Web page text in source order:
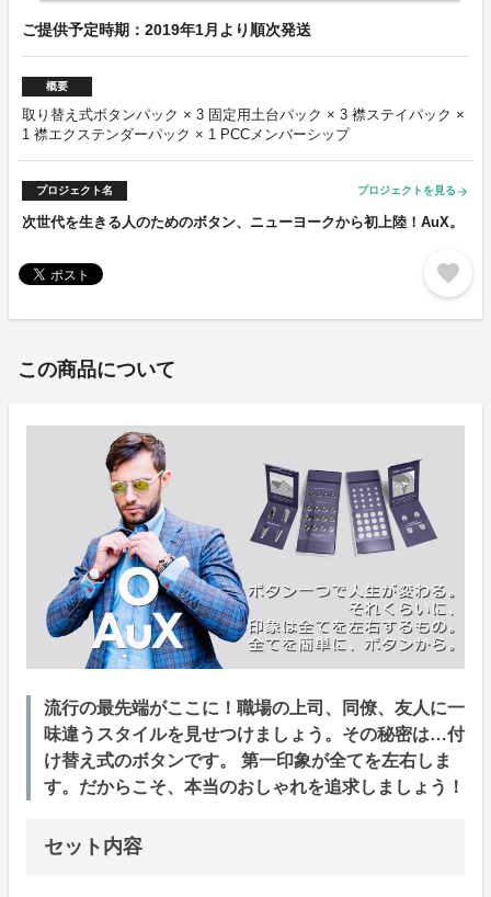
ご提供予定時期：2019年1月より順次発送
概要
取り替え式ボタンパック × 3 固定用土台パック × 3 襟ステイパック ×
1 襟エクステンダーパック × 1 PCCメンバーシップ
プロジェクト名 プロジェクトを見る arrow_forward
次世代を生きる人のためのボタン、ニューヨークから初上陸！AuX。
favorite
この商品について
流行の最先端がここに！職場の上司、同僚、友人に一
味違うスタイルを見せつけましょう。その秘密は…付
け替え式のボタンです。 第一印象が全てを左右しま
す。だからこそ、本当のおしゃれを追求しましょう！
セット内容